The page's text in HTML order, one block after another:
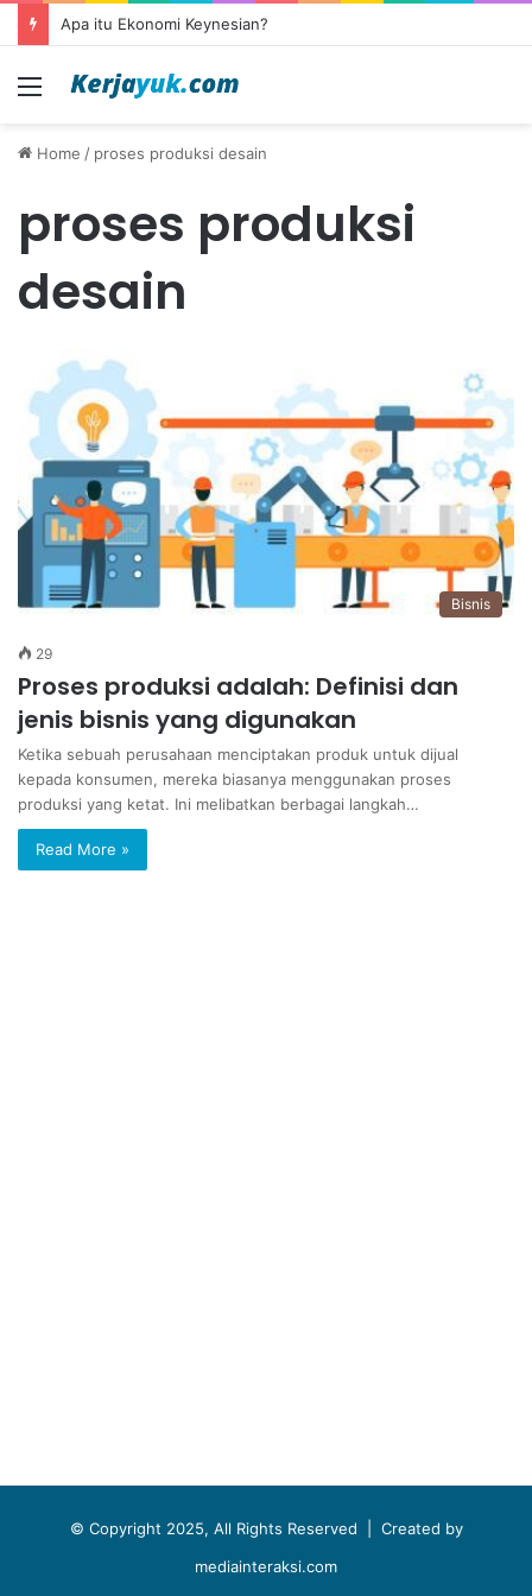
Apa itu Ekonomi Keynesian?
Menu
Home / proses produksi desain
proses produksi
desain
Bisnis
29
Proses produksi adalah: Definisi dan
jenis bisnis yang digunakan
Ketika sebuah perusahaan menciptakan produk untuk dijual
kepada konsumen, mereka biasanya menggunakan proses
produksi yang ketat. Ini melibatkan berbagai langkah…
Read More »
© Copyright 2025, All Rights Reserved | Created by
mediainteraksi.com